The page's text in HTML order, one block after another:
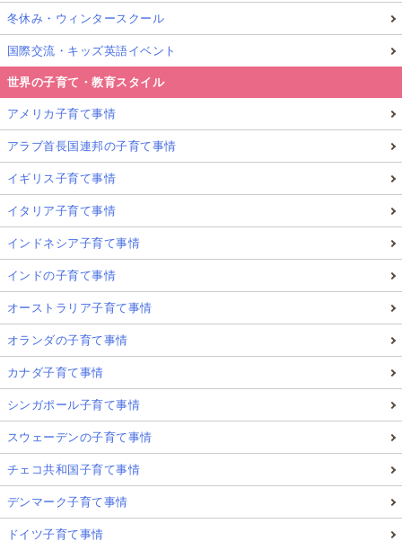
の子ども達にも馴染みがあるキャラクターなので英語
がわからなくても聞きたいという気持ちがでてくるか
も！？
また同じエピソードを動画で視聴してからかけ流しす
るのもいいかもしれません。
［おすすめ英語CD：5］ディズニーの英語朗読
CD付き絵本シリーズ
冬休み・ウィンタースクール
国際交流・キッズ英語イベント
世界の子育て・教育スタイル
アメリカ子育て事情
アラブ首長国連邦の子育て事情
イギリス子育て事情
イタリア子育て事情
インドネシア子育て事情
インドの子育て事情
オーストラリア子育て事情
オランダの子育て事情
カナダ子育て事情
シンガポール子育て事情
スウェーデンの子育て事情
チェコ共和国子育て事情
デンマーク子育て事情
ドイツ子育て事情